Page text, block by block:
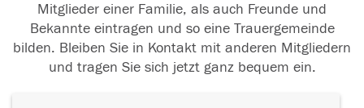
Mitglieder einer Familie, als auch Freunde und
Bekannte eintragen und so eine Trauergemeinde
bilden. Bleiben Sie in Kontakt mit anderen Mitgliedern
und tragen Sie sich jetzt ganz bequem ein.